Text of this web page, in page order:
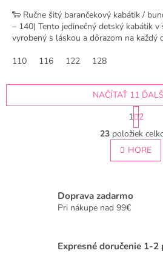
🐑 Ručne šitý barančekový kabátik /
– 140) Tento jedinečný detský kabátik v
vyrobený s láskou a dôrazom na každý
110
116 122 128
O
v
l
á
r
v
NAČÍTAŤ 11
S
t
r
á
n
k
1 2
23položiek
HORE
Doprava zadarmo
Pri nákupe nad 99€
Expresné doručenie 1-2